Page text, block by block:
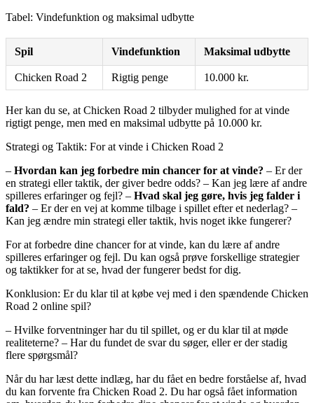
Tabel: Vindefunktion og maksimal udbytte
Spil Vindefunktion Maksimal udbytte
Chicken Road 2 Rigtig penge 10.000 kr.
Her kan du se, at Chicken Road 2 tilbyder mulighed for at vinde
rigtigt penge, men med en maksimal udbytte på 10.000 kr.
Strategi og Taktik: For at vinde i Chicken Road 2
– Hvordan kan jeg forbedre min chancer for at vinde? – Er der
en strategi eller taktik, der giver bedre odds? – Kan jeg lære af andre
spilleres erfaringer og fejl? – Hvad skal jeg gøre, hvis jeg falder i
fald? – Er der en vej at komme tilbage i spillet efter et nederlag? –
Kan jeg ændre min strategi eller taktik, hvis noget ikke fungerer?
For at forbedre dine chancer for at vinde, kan du lære af andre
spilleres erfaringer og fejl. Du kan også prøve forskellige strategier
og taktikker for at se, hvad der fungerer bedst for dig.
Konklusion: Er du klar til at købe vej med i den spændende Chicken
Road 2 online spil?
– Hvilke forventninger har du til spillet, og er du klar til at møde
realiteterne? – Har du fundet de svar du søger, eller er der stadig
flere spørgsmål?
Når du har læst dette indlæg, har du fået en bedre forståelse af, hvad
du kan forvente fra Chicken Road 2. Du har også fået information